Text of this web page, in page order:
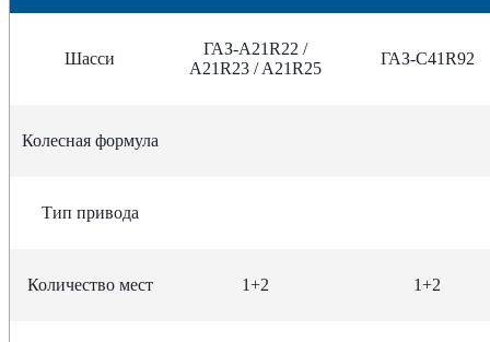
Шасси
ГАЗ-A21R22 /
A21R23 / A21R25
ГАЗ-C41R92
Колесная формула
Тип привода
Количество мест 1+2 1+2